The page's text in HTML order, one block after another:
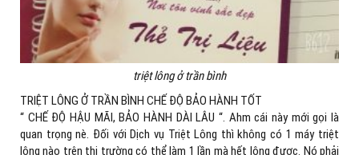
triệt lông ở trần bình
TRIỆT LÔNG Ở TRẦN BÌNH CHẾ ĐỘ BẢO HÀNH TỐT
“ CHẾ ĐỘ HẬU MÃI, BẢO HÀNH DÀI LÂU “. Ahm cái này mới gọi là
quan trọng nè. Đối với Dịch vụ Triệt Lông thì không có 1 máy triệt
lông nào trên thị trường có thể làm 1 lần mà hết lông được. Nó phải